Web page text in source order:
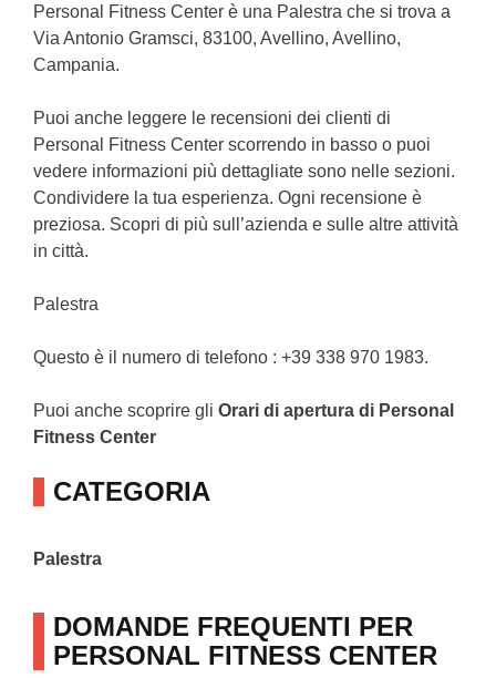
Personal Fitness Center è una Palestra che si trova a
Via Antonio Gramsci, 83100, Avellino, Avellino,
Campania.
Puoi anche leggere le recensioni dei clienti di
Personal Fitness Center scorrendo in basso o puoi
vedere informazioni più dettagliate sono nelle sezioni.
Condividere la tua esperienza. Ogni recensione è
preziosa. Scopri di più sull’azienda e sulle altre attività
in città.
Palestra
Questo è il numero di telefono : +39 338 970 1983.
Puoi anche scoprire gli Orari di apertura di Personal
Fitness Center
CATEGORIA
Palestra
DOMANDE FREQUENTI PER
PERSONAL FITNESS CENTER